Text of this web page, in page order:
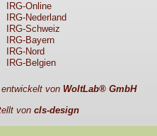
IRG-Online
IRG-Nederland
IRG-Schweiz
IRG-Bayern
IRG-Nord
IRG-Belgien
von WoltLab® GmbH
von cls-design